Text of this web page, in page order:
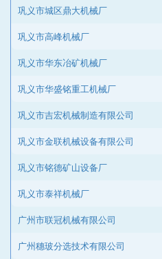
巩义市城区鼎大机械厂
巩义市高峰机械厂
巩义市华东冶矿机械厂
巩义市华盛铭重工机械厂
巩义市吉宏机械制造有限公司
巩义市金联机械设备有限公司
巩义市铭德矿山设备厂
巩义市泰祥机械厂
广州市联冠机械有限公司
广州穗玻分选技术有限公司